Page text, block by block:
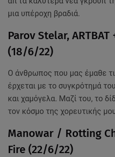
μια υπέροχη βραδιά.
Parov Stelar,
(18/6/22)
Ο άνθρωπος που μας έμαθε
έρχεται με το συγκρότημά
και χαμόγελα. Μαζί του, το
τον κόσμο της χορευτικής
Manowar / Rotting
Fire (22/6/22)